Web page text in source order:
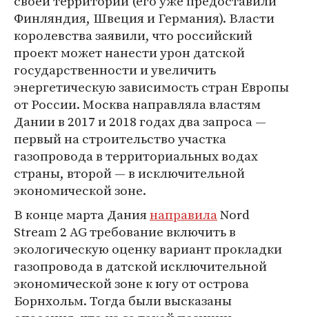
Финляндия, Швеция и Германия). Власти
королевства заявили, что российский
проект может нанести урон датской
государственности и увеличить
энергетическую зависимость стран Европы
от России. Москва направляла властям
Дании в 2017 и 2018 годах два запроса —
первый на строительство участка
газопровода в территориальных водах
страны, второй — в исключительной
экономической зоне.
В конце марта ДаниянаправилаNord
Stream 2 AG требование включить в
экологическую оценку вариант прокладки
газопровода в датской исключительной
экономической зоне к югу от острова
Борнхольм. Тогда были высказаны